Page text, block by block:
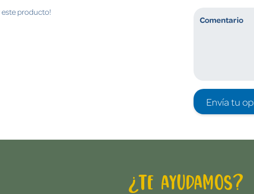
este producto!
Envía tu
¿Te ayudamos?